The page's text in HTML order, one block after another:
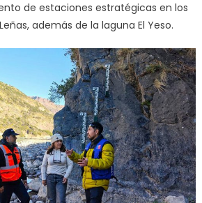
de estaciones estratégicas en los
además de la laguna El Yeso.